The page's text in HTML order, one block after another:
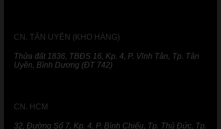
CN. TÂN UYÊN (KHO HÀNG)
Thửa đất 1836, TBĐS 16, Kp. 4, P. Vĩnh Tân, Tp. Tân
Uyên, Bình Dương (ĐT 742)
CN. HCM
32, Đường Số 7, Kp. 4, P. Bình Chiểu, Tp. Thủ Đức, Tp.